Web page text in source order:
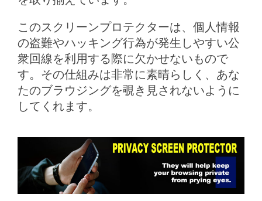
このスクリーンプロテクターは、個人情報
の盗難やハッキング行為が発生しやすい公
衆回線を利用する際に欠かせないもので
す。その仕組みは非常に素晴らしく、あな
たのブラウジングを覗き見されないように
してくれます。